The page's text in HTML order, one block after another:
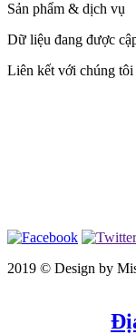
Sản phẩm & dịch vụ
Dữ liệu đang được
Liên kết với chúng tôi
2019 © Design by
Địa